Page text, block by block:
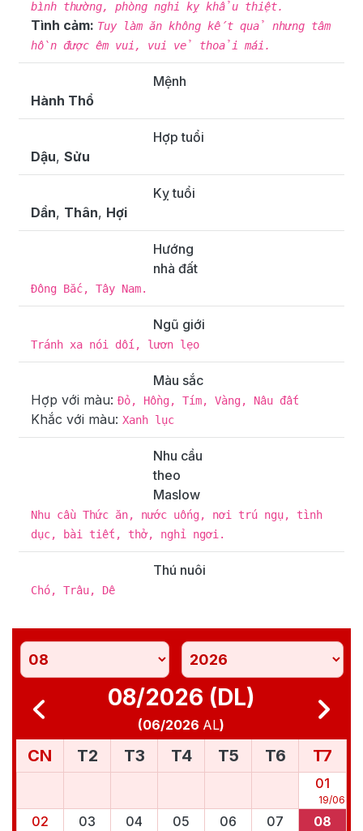
bình thường, phòng nghi kỵ khẩu thiệt.
Tình cảm: Tuy làm ăn không kết quả nhưng tâm
hồn được êm vui, vui vẻ thoải mái.
Mệnh
Hành Thổ
Hợp tuổi
Dậu, Sửu
Kỵ tuổi
Dần, Thân, Hợi
Hướng
nhà đất
Đông Bắc, Tây Nam.
Ngũ giới
Tránh xa nói dối, lươn lẹo
Màu sắc
Hợp với màu: Đỏ, Hồng, Tím, Vàng, Nâu đất
Khắc với màu: Xanh lục
Nhu cầu
theo
Maslow
Nhu cầu Thức ăn, nước uống, nơi trú ngụ, tình
dục, bài tiết, thở, nghỉ ngơi.
Thú nuôi
Chó, Trâu, Dê
08/2026 (DL)
(06/2026 AL)
CN T2 T3 T4 T5 T6 T7
01
19/06
02 03 04 05 06 07 08